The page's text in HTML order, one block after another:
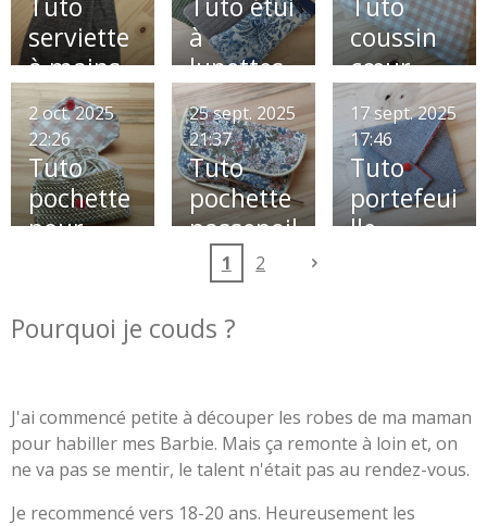
serviette
à mains
à
lunettes
coussin
cœur
Octobre
Rose 💕
Tuto
pochette
pour
2 oct. 2025
22:26
Tuto
pochette
passepoil
25 sept. 2025
21:37
Tuto
portefeui
lle
17 sept. 2025
17:46
1 2
Pourquoi je couds ?
J'ai commencé petite à découper les robes de ma maman
pour habiller mes Barbie. Mais ça remonte à loin et, on
ne va pas se mentir, le talent n'était pas au rendez-vous.
Je recommencé vers 18-20 ans. Heureusement les